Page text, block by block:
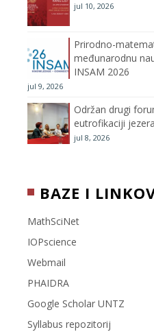
jul 10, 2026
Prirodno-
međunarodnu
INSAM 2026
jul 9, 2026
Održan drugi
eutrofikaciji
jul 8, 2026
BAZE I
MathSciNet
IOPscience
Webmail
PHAIDRA
Google Scholar UNTZ
Syllabus repozitorij